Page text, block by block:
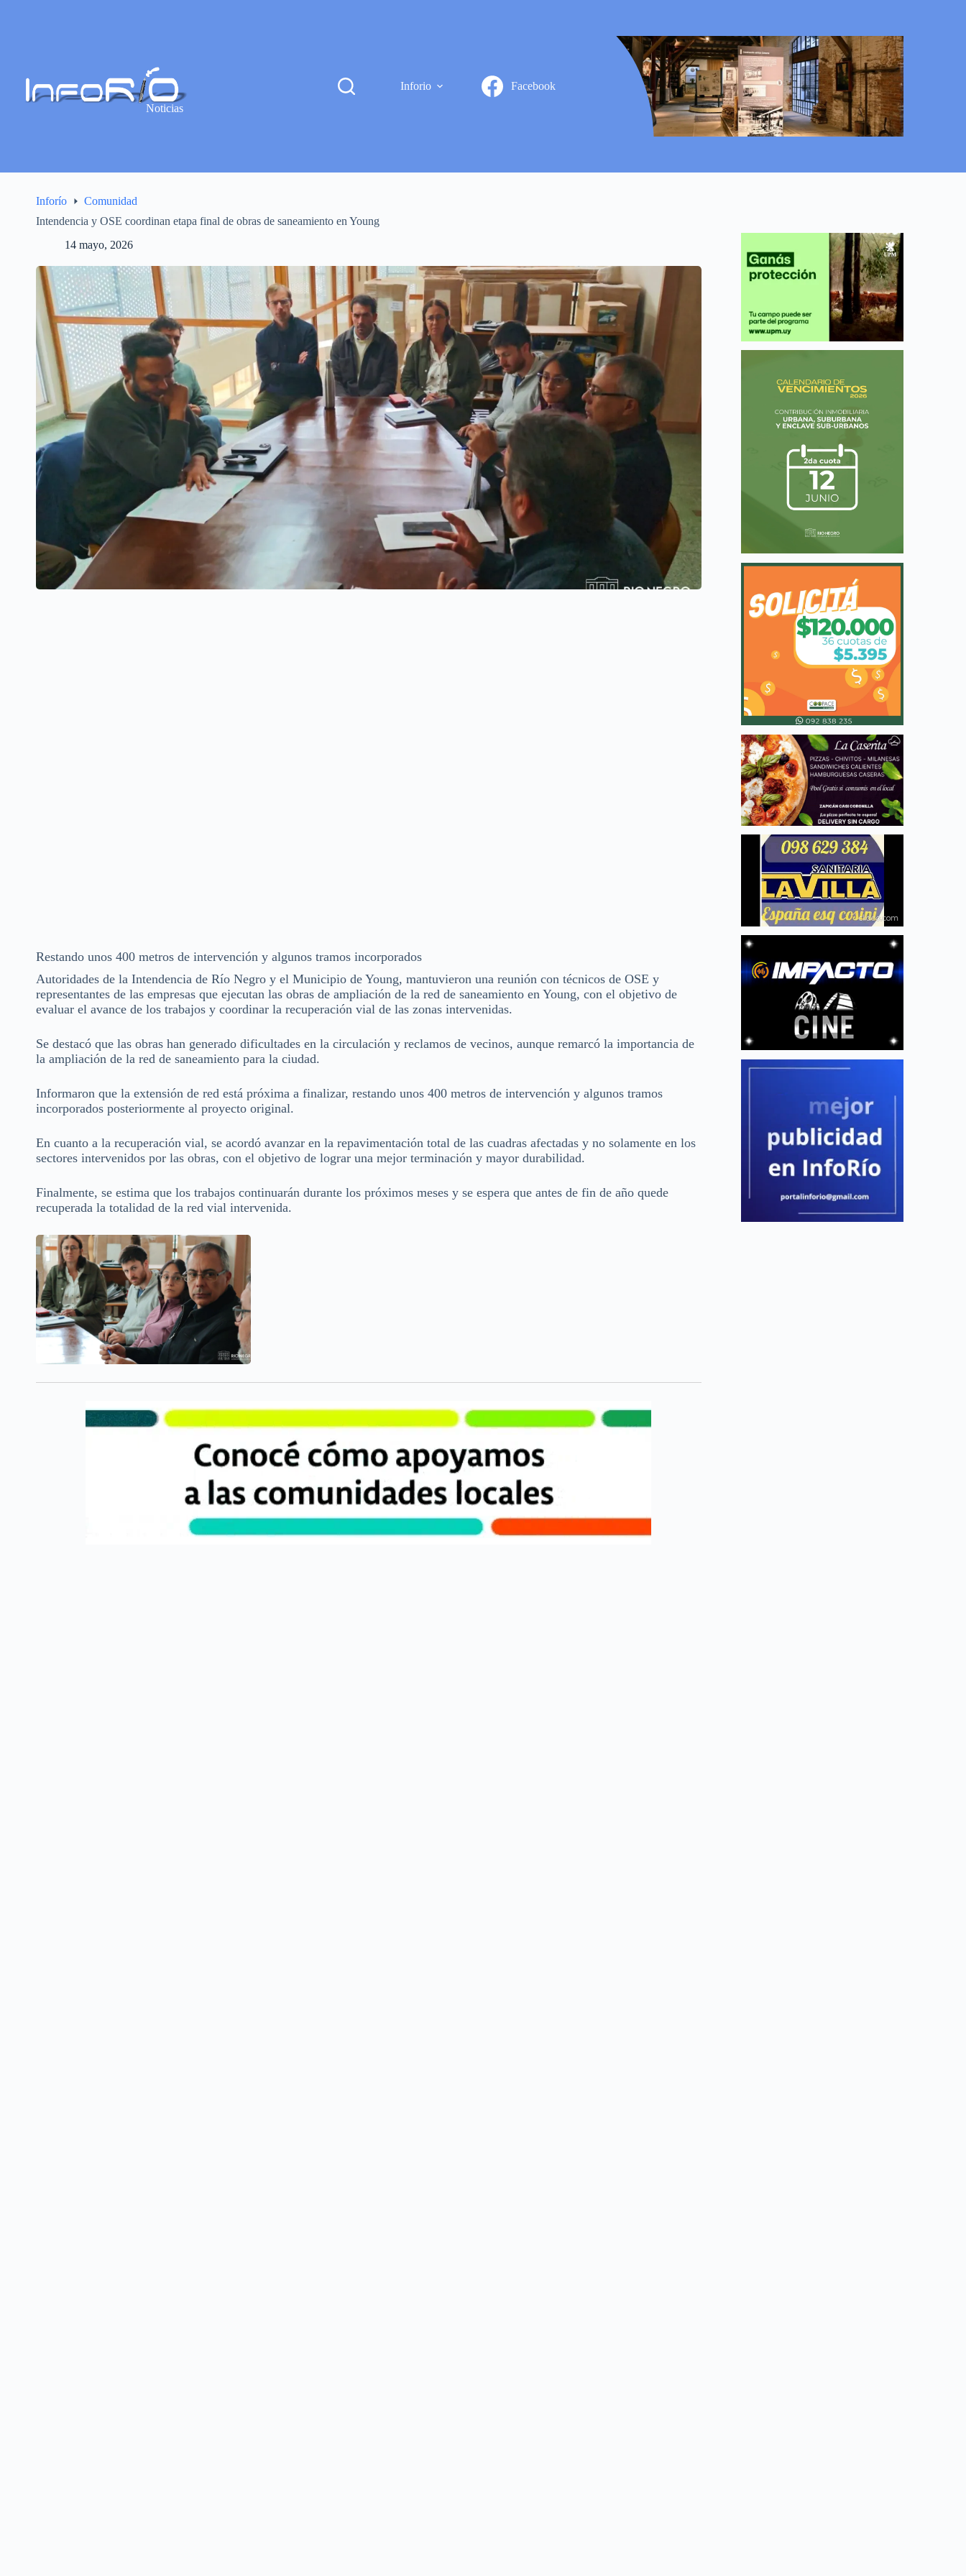
Noticias
Inforio Facebook
Inforío
Comunidad
Intendencia y OSE coordinan etapa final de obras de saneamiento en Young
14 mayo, 2026
Restando unos 400 metros de intervención y algunos tramos incorporados
Autoridades de la Intendencia de Río Negro y el Municipio de Young, mantuvieron una reunión con técnicos de OSE y
representantes de las empresas que ejecutan las obras de ampliación de la red de saneamiento en Young, con el objetivo de
evaluar el avance de los trabajos y coordinar la recuperación vial de las zonas intervenidas.
Se destacó que las obras han generado dificultades en la circulación y reclamos de vecinos, aunque remarcó la importancia de
la ampliación de la red de saneamiento para la ciudad.
Informaron que la extensión de red está próxima a finalizar, restando unos 400 metros de intervención y algunos tramos
incorporados posteriormente al proyecto original.
En cuanto a la recuperación vial, se acordó avanzar en la repavimentación total de las cuadras afectadas y no solamente en los
sectores intervenidos por las obras, con el objetivo de lograr una mejor terminación y mayor durabilidad.
Finalmente, se estima que los trabajos continuarán durante los próximos meses y se espera que antes de fin de año quede
recuperada la totalidad de la red vial intervenida.